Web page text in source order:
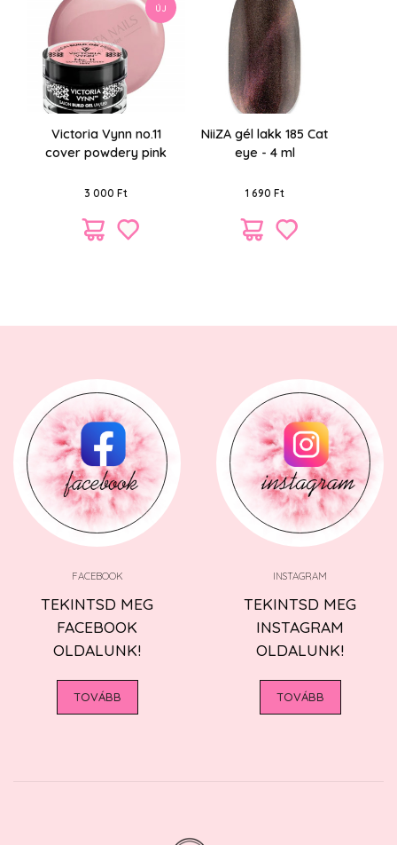
ÚJ
Victoria Vynn no.11
cover powdery pink
3 000 Ft
NiiZA gél lakk 185 Cat
eye - 4 ml
1 690 Ft
FACEBOOK
TEKINTSD MEG
FACEBOOK
OLDALUNK!
TOVÁBB
INSTAGRAM
TEKINTSD MEG
INSTAGRAM
OLDALUNK!
TOVÁBB